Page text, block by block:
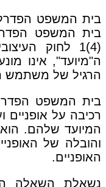
בית המשפט
בית המשפט
(4)1 לחוק
ה"מיועד", אינו
הרגיל של משתמש
בית המשפט
רכיבה על אופניים
המיועד שלהם.
והובלה של
האופניים.
נשאלת השאלה